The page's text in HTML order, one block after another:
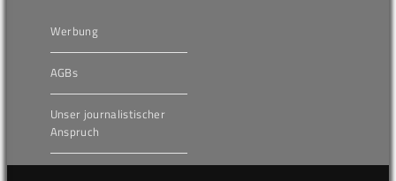
Werbung
AGBs
Unser journalistischer
Anspruch